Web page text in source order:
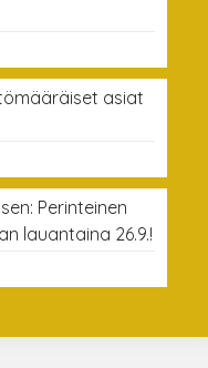
asiat
Perinteinen
lauantaina 26.9.!